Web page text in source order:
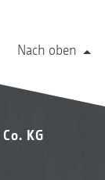
Nach oben
KG